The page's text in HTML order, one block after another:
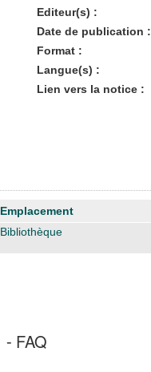
Editeur(s) :
Date de publication :
Format :
Langue(s) :
Lien vers la notice :
Emplacement
Bibliothèque
FAQ